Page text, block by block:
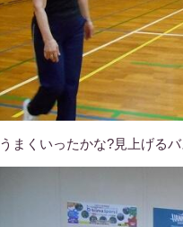
うまくいったかな?見上げる